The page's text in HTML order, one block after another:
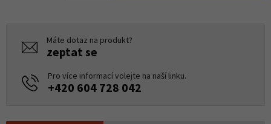
Máte dotaz na produkt?
zeptat se
Pro více informací volejte na naší linku.
+420 604 728 042